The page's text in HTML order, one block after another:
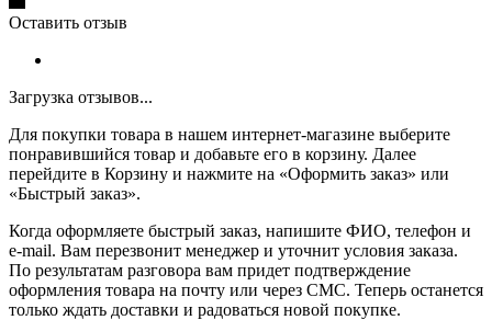
Оставить отзыв
Загрузка отзывов...
Для покупки товара в нашем интернет-магазине выберите
понравившийся товар и добавьте его в корзину. Далее
перейдите в Корзину и нажмите на «Оформить заказ» или
«Быстрый заказ».
Когда оформляете быстрый заказ, напишите ФИО, телефон и
e-mail. Вам перезвонит менеджер и уточнит условия заказа.
По результатам разговора вам придет подтверждение
оформления товара на почту или через СМС. Теперь останется
только ждать доставки и радоваться новой покупке.